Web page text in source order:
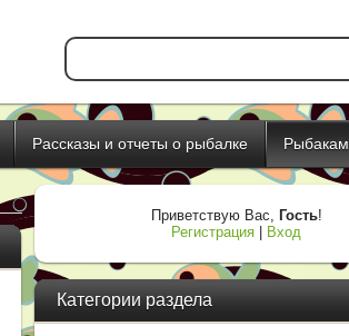
Рассказы и отчеты о рыбалке Рыбакам
Приветствую Вас, Гость!
Регистрация
Вход
Категории раздела